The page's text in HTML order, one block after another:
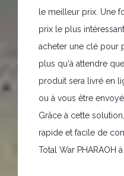
le meilleur prix. Une
prix le plus
acheter une clé pour
plus qu'à attendre
produit sera livré en
ou à vous être
Grâce à cette
rapide et facile de
Total War PHARAOH